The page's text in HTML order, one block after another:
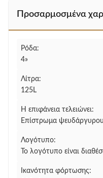
Προσαρμοσμένα
Ρόδα:
4»
Λίτρα:
125L
Η επιφάνεια τελειώνει:
Επίστρωμα
Λογότυπο:
Το λογότυπο είναι
Ικανότητα φόρτωσης: